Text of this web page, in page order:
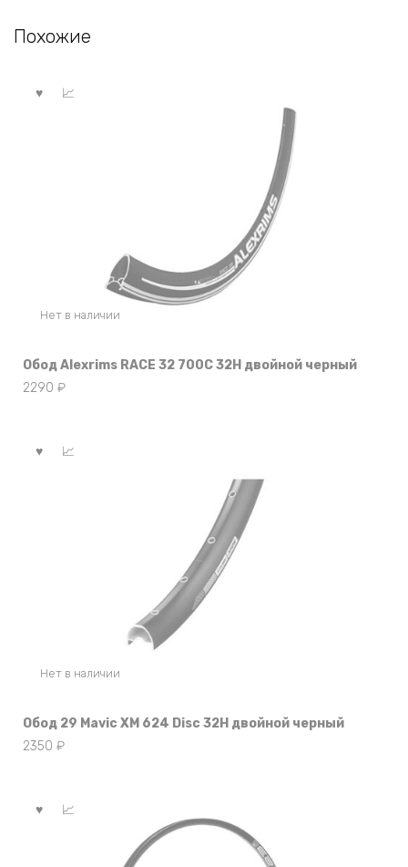
Похожие
Нет в наличии
Обод Alexrims RACE 32 700C 32H двойной черный
2290 ₽
Нет в наличии
Обод 29 Mavic XM 624 Disc 32Н двойной черный
2350 ₽